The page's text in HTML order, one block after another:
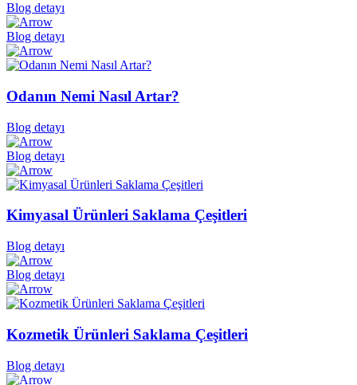
Blog detayı
Blog detayı
Odanın Nemi Nasıl Artar?
Blog detayı
Blog detayı
Kimyasal Ürünleri Saklama Çeşitleri
Blog detayı
Blog detayı
Kozmetik Ürünleri Saklama Çeşitleri
Blog detayı